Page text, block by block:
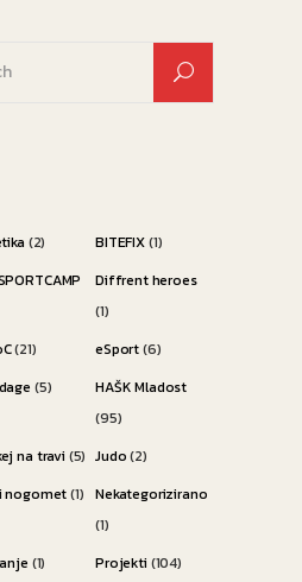
(2) BITEFIX(1)
Diffrent heroes
(1)
(21) eSport(6)
(5)
HAŠK Mladost
(95)
na travi (5) Judo(2)
nogomet(1) Nekategorizirano
(1)
(1) Projekti (104)